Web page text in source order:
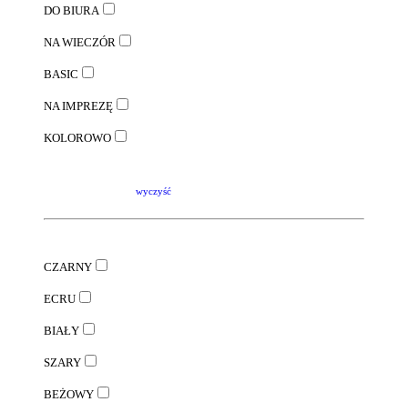
DO BIURA
NA WIECZÓR
BASIC
NA IMPREZĘ
KOLOROWO
wyczyść
CZARNY
ECRU
BIAŁY
SZARY
BEŻOWY